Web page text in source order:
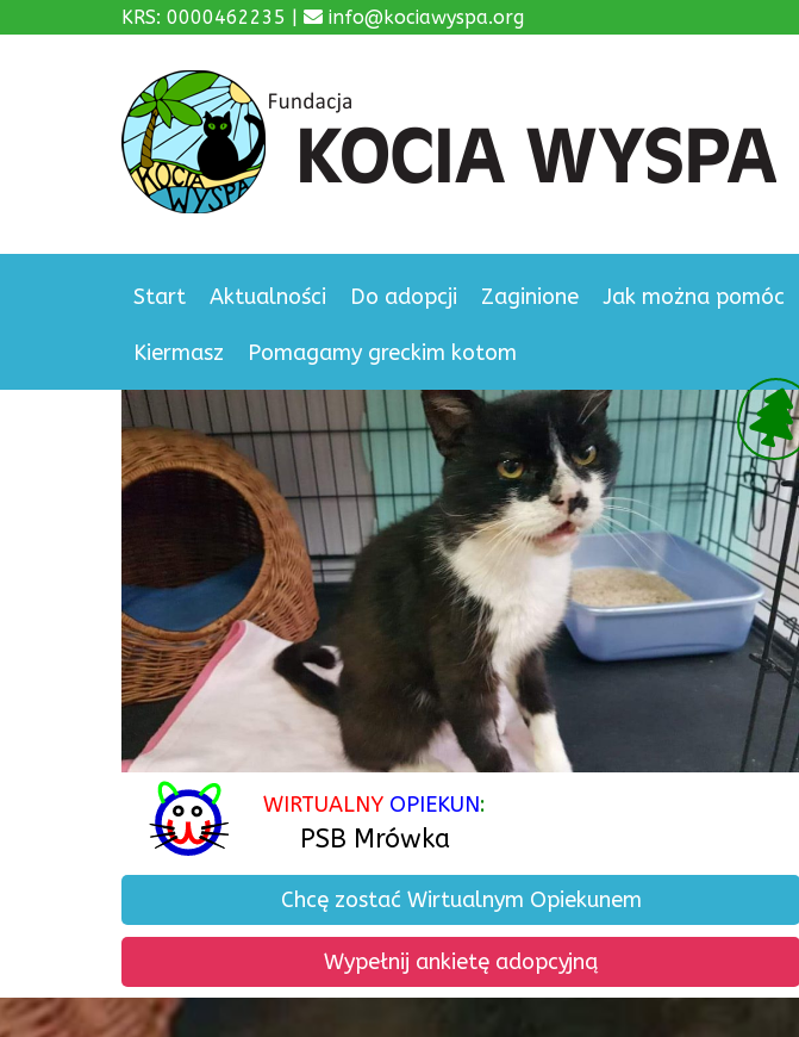
KRS: 0000462235 | info@kociawyspa.org
Start Aktualności Do adopcji Zaginione Jak można pomóc
Kiermasz Pomagamy greckim kotom
WIRTUALNY OPIEKUN:
PSB Mrówka
Chcę zostać Wirtualnym Opiekunem
Wypełnij ankietę adopcyjną